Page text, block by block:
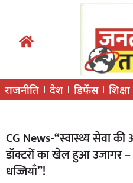
राजनीति देश डिफेंस शिक्षा
CG News-“स्वास्थ्य सेवा की
डॉक्टरों का खेल हुआ उजागर
धज्जियाँ”!